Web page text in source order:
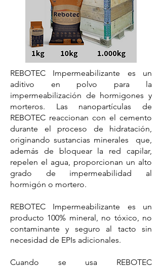
REBOTEC Impermeabilizante es un
aditivo en polvo para la
impermeabilización de hormigones y
morteros. Las nanopartículas de
REBOTEC reaccionan con el cemento
durante el proceso de hidratación,
originando sustancias minerales que,
además de bloquear la red capilar,
repelen el agua, proporcionan un alto
grado de impermeabilidad al
hormigón o mortero.
​REBOTEC Impermeabilizante es un
producto 100% mineral, no tóxico, no
contaminante y seguro al tacto sin
necesidad de EPIs adicionales.
Cuando se usa REBOTEC